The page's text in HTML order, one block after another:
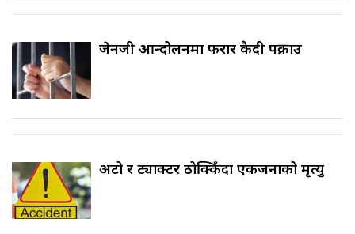
जेनजी आन्दोलनमा फरार कैदी पक्राउ
अटो र ट्याक्टर ठोक्किँदा एकजनाको मृत्यु